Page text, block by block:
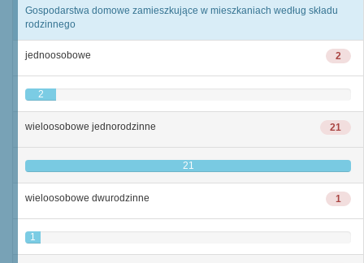
Gospodarstwa domowe zamieszkujące w mieszkaniach według składu
rodzinnego
2
jednoosobowe
2
21
wieloosobowe jednorodzinne
21
1
wieloosobowe dwurodzinne
1